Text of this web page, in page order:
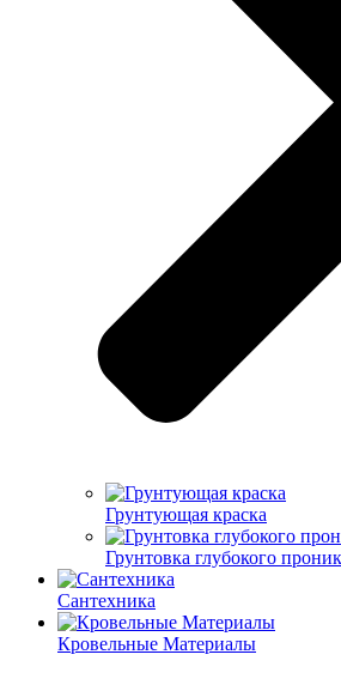
Грунтующая краска
Грунтовка глубокого
Сантехника
Кровельные Материалы